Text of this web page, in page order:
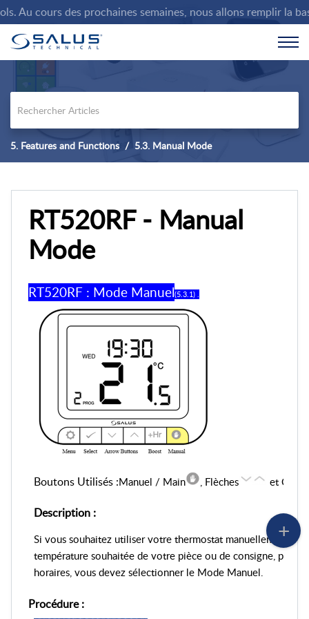
Au cours des prochaines semaines, nous allons remplir la
5. Features and Functions 5.3. Manual Mode
RT520RF - Manual
Mode
RT520RF : Mode Manuel(5.3.1) .
Boutons Utilisés :Manuel / Main , Flèches et
Description :
Si vous souhaitez utiliser votre thermostat manuellement
température souhaitée de votre pièce ou de consigne, plutôt
horaires, vous devez sélectionner le Mode Manuel.
Procédure :